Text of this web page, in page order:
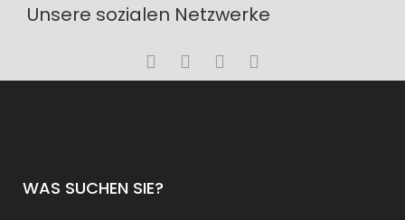
Unsere sozialen Netzwerke
WAS SUCHEN SIE?